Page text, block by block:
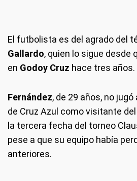
El futbolista es del agrado del
Gallardo, quien lo sigue desde
en Godoy Cruz hace tres años.
Fernández, de 29 años, no
de Cruz Azul como visitante
la tercera fecha del torneo
pese a que su equipo había
anteriores.